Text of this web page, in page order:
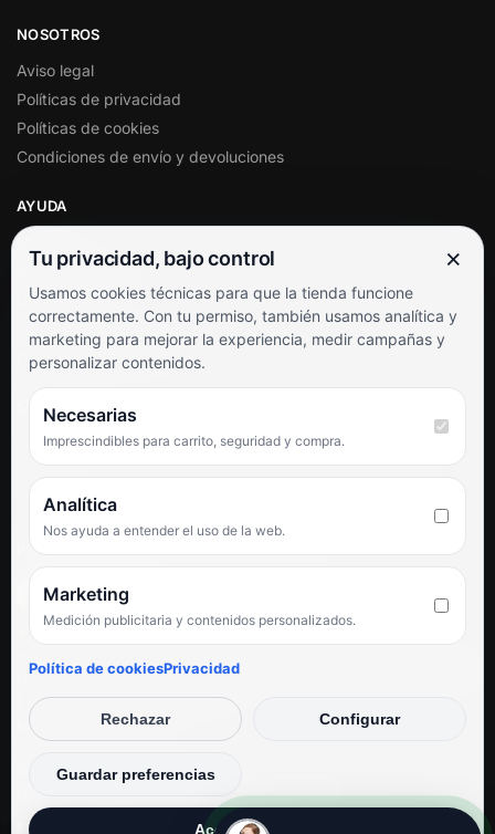
NOSOTROS
Aviso legal
Políticas de privacidad
Políticas de cookies
Condiciones de envío y devoluciones
AYUDA
Soporte al cliente
Contacto
Términos y condiciones
Preguntas frecuentes
SÍGUENOS
Facebook
TikTok
PUNTUACIÓN DE 4,6 SOBRE 5 EN GOOGLE
★★★★★
Hemos comprado en varias ocasiones y siempre dan respuesta.
Espectacular, servicio de 10.»
Iván Rodríguez Ramos
© Electrodirecto 2026
Desarrollo y mantenimiento por SitiosWebPRO
Tu privacidad, bajo control ×
Usamos cookies técnicas para que la tienda funcione
correctamente. Con tu permiso, también usamos analítica y
marketing para mejorar la experiencia, medir campañas y
personalizar contenidos.
Necesarias
Imprescindibles para carrito, seguridad y compra.
Analítica
Nos ayuda a entender el uso de la web.
Marketing
Medición publicitaria y contenidos personalizados.
Política de cookiesPrivacidad
Rechazar Configurar
Guardar preferencias
Aceptar todas